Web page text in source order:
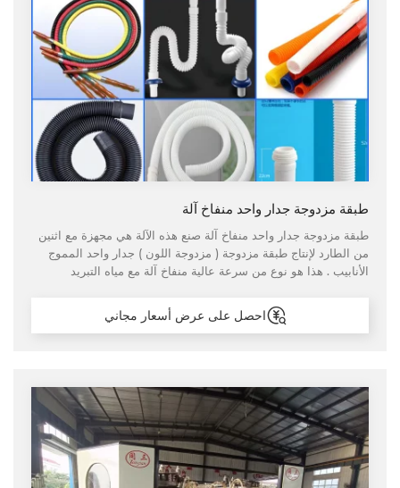
طبقة مزدوجة جدار واحد منفاخ آلة
طبقة مزدوجة جدار واحد منفاخ آلة صنع هذه الآلة هي مجهزة مع اثنين
من الطارد لإنتاج طبقة مزدوجة ( مزدوجة اللون ) جدار واحد المموج
الأنابيب . هذا هو نوع من سرعة عالية منفاخ آلة مع مياه التبريد
في الدقيقة الواحدة .
احصل على عرض أسعار مجاني